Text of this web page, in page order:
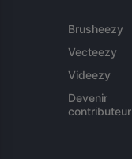
Brusheezy
Vecteezy
Videezy
Devenir
contributeur